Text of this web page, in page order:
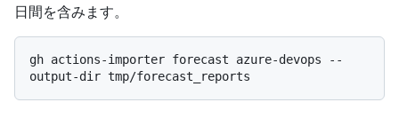
日間を含みます。
gh actions-importer forecast azure-devops --